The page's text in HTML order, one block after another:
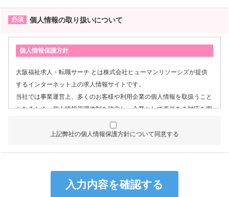
個人情報の取り扱いについて
個人情報保護方針
大阪福祉求人・転職サーチ とは株式会社ヒューマンリソーシズが提供
するインターネット上の求人情報サイトです。
当社では事業運営上、多くのお客様や利用企業の個人情報を取扱うこと
となるため、個人情報管理体制を確立し、企業として責任ある対応を実
個人情報は、本人の同意なく第三者に提供しません。
上記弊社の個人情報保護方針について同意する